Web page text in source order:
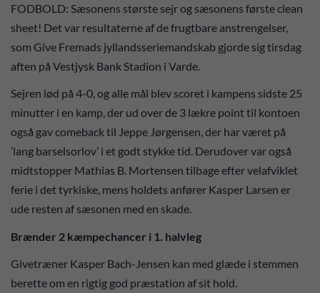
FODBOLD: Sæsonens største sejr og sæsonens første clean
sheet! Det var resultaterne af de frugtbare anstrengelser,
som Give Fremads jyllandsseriemandskab gjorde sig tirsdag
aften på Vestjysk Bank Stadion i Varde.
Sejren lød på 4-0, og alle mål blev scoret i kampens sidste 25
minutter i en kamp, der ud over de 3 lækre point til kontoen
også gav comeback til Jeppe Jørgensen, der har været på
’lang barselsorlov’ i et godt stykke tid. Derudover var også
midtstopper Mathias B. Mortensen tilbage efter velafviklet
ferie i det tyrkiske, mens holdets anfører Kasper Larsen er
ude resten af sæsonen med en skade.
Brænder 2 kæmpechancer i 1. halvleg
Givetræner Kasper Bach-Jensen kan med glæde i stemmen
berette om en rigtig god præstation af sit hold.